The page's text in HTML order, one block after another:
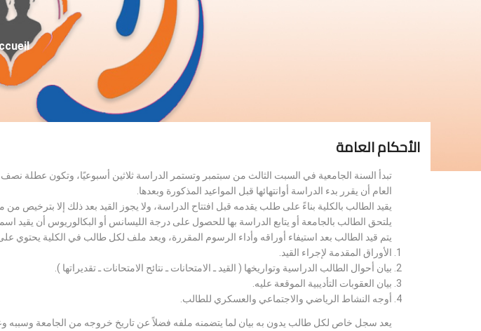
الأحكام العامة
تبدأ السنة الجامعية في السبت الثالث من سبتمبر وتستمر الدراسة ثلاثين أسبوعيًا، وتكون عطلة
العام أن يقرر بدء الدراسة أوانتهائها قبل المواعيد المذكورة وبعدها.
يقيد الطالب بالكلية بناءً على طلب يقدمه قبل افتتاح الدراسة، ولا يجوز القيد بعد ذلك إلا بترخيص
يلتحق الطالب بالجامعة أو يتابع الدراسة بها للحصول على درجة الليسانس أو البكالوريوس أن
يتم قيد الطالب بعد استيفاء أوراقه وأداء الرسوم المقررة، ويعد ملف لكل طالب في الكلية يحتوي
الأوراق المقدمة لإجراء القيد.
بيان أحوال الطالب الدراسية وتواريخها ( القيد ـ الامتحانات ـ نتائح الامتحانات ـ تقديراتها ).
بيان العقوبات التأديبية الموقعة عليه.
أوجه النشاط الرياضي والاجتماعي والعسكري للطالب.
يعد سجل خاص لكل طالب يدون به بيان لما يتضمنه ملفه فضلاً عن تاريخ خروجه من الجامعة وسببه